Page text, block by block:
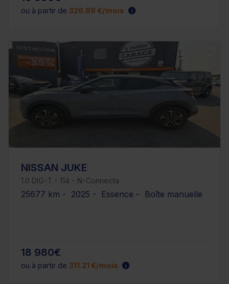
ou à partir de 326.89 €/mois
NISSAN JUKE
1.0 DIG-T - 114 - N-Connecta
25677 km - 2025 - Essence - Boîte manuelle
18 980€
ou à partir de 311.21 €/mois